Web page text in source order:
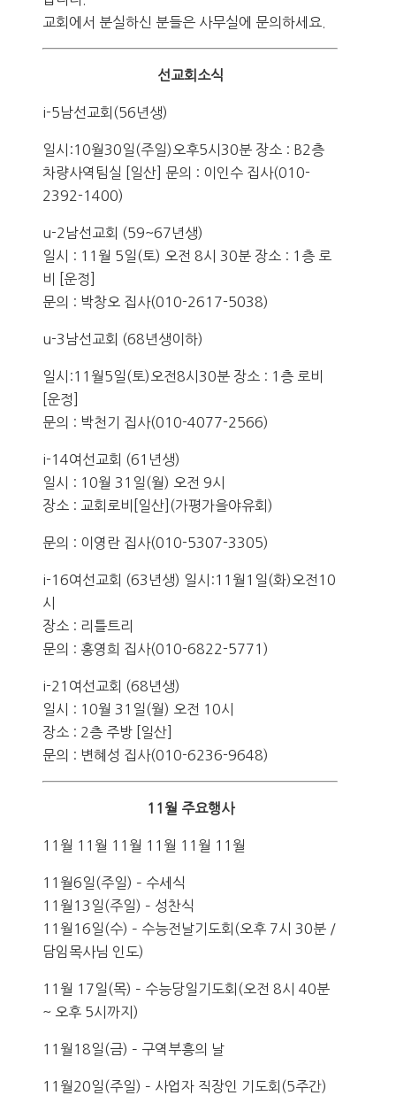
교회에서 분실하신 분들은 사무실에 문의하세요.
선교회소식
i-5남선교회(56년생)
일시:10월30일(주일)오후5시30분 장소 : B2층
차량사역팀실 [일산] 문의 : 이인수 집사(010-
2392-1400)
u-2남선교회 (59~67년생)
일시 : 11월 5일(토) 오전 8시 30분 장소 : 1층 로
비 [운정]
문의 : 박창오 집사(010-2617-5038)
u-3남선교회 (68년생이하)
일시:11월5일(토)오전8시30분 장소 : 1층 로비
[운정]
문의 : 박천기 집사(010-4077-2566)
i-14여선교회 (61년생)
일시 : 10월 31일(월) 오전 9시
장소 : 교회로비[일산](가평가을야유회)
문의 : 이영란 집사(010-5307-3305)
i-16여선교회 (63년생) 일시:11월1일(화)오전10
시
장소 : 리틀트리
문의 : 홍영희 집사(010-6822-5771)
i-21여선교회 (68년생)
일시 : 10월 31일(월) 오전 10시
장소 : 2층 주방 [일산]
문의 : 변혜성 집사(010-6236-9648)
11월 주요행사
11월 11월 11월 11월 11월 11월
11월6일(주일) – 수세식
11월13일(주일) – 성찬식
11월16일(수) – 수능전날기도회(오후 7시 30분 /
담임목사님 인도)
11월 17일(목) – 수능당일기도회(오전 8시 40분
~ 오후 5시까지)
11월18일(금) – 구역부흥의 날
11월20일(주일) – 사업자 직장인 기도회(5주간)